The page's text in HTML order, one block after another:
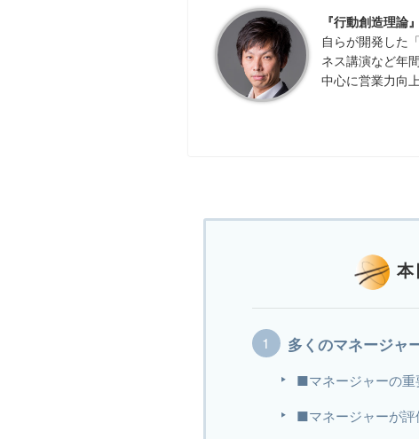
『行動創造理論
自らが開発した
ネス講演など年
中心に営業力向
本
多くのマネージャ
■マネージャーの重
■マネージャーが評